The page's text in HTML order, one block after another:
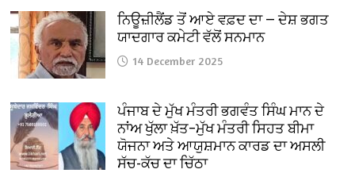
ਨਿਊਜ਼ੀਲੈਂਡ ਤੋਂ ਆਏ ਵਫ਼ਦ ਦਾ — ਦੇਸ਼ ਭਗਤ
ਯਾਦਗਾਰ ਕਮੇਟੀ ਵੱਲੋਂ ਸਨਮਾਨ
14 December 2025
ਪੰਜਾਬ ਦੇ ਮੁੱਖ ਮੰਤਰੀ ਭਗਵੰਤ ਸਿੰਘ ਮਾਨ ਦੇ
ਨਾਂਅ ਖੁੱਲਾ ਖ਼ੱਤ–ਮੁੱਖ ਮੰਤਰੀ ਸਿਹਤ ਬੀਮਾ
ਯੋਜਨਾ ਅਤੇ ਆਯੁਸ਼ਮਾਨ ਕਾਰਡ ਦਾ ਅਸਲੀ
ਸੱਚ-ਕੱਚ ਦਾ ਚਿੱਠਾ